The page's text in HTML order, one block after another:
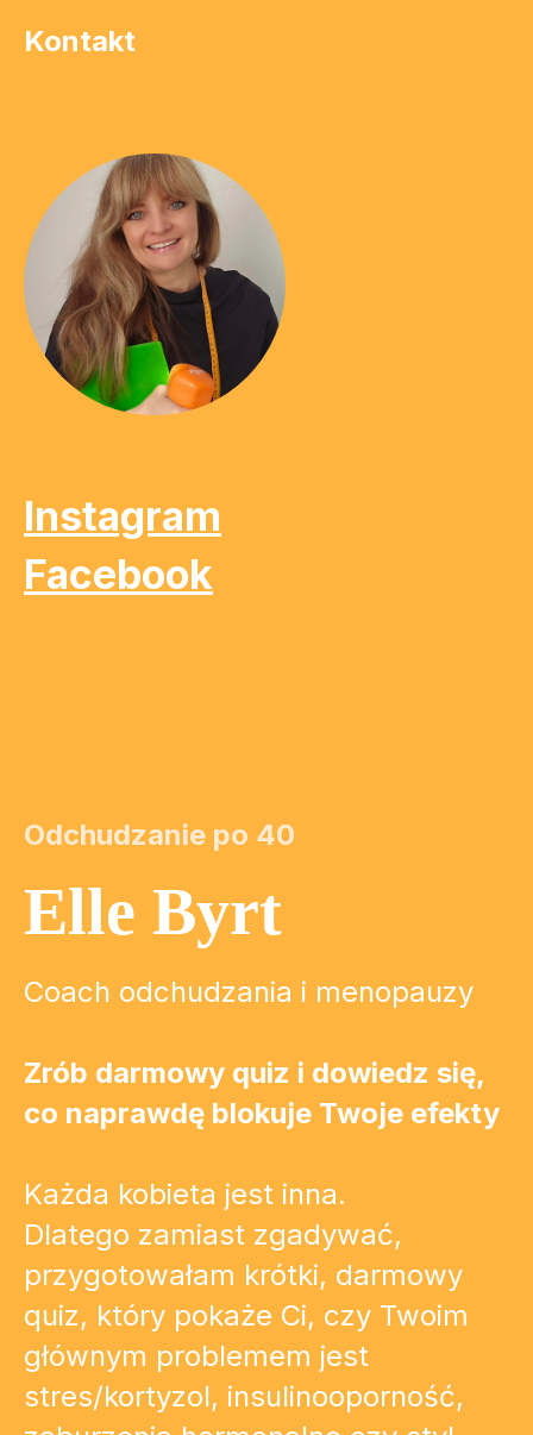
Kontakt
Instagram
Facebook
Odchudzanie po 40
Elle Byrt
Coach odchudzania i menopauzy
Zrób darmowy quiz i dowiedz się,
co naprawdę blokuje Twoje efekty
Każda kobieta jest inna.
Dlatego zamiast zgadywać,
przygotowałam krótki, darmowy
quiz, który pokaże Ci, czy Twoim
głównym problemem jest
stres/kortyzol, insulinooporność,